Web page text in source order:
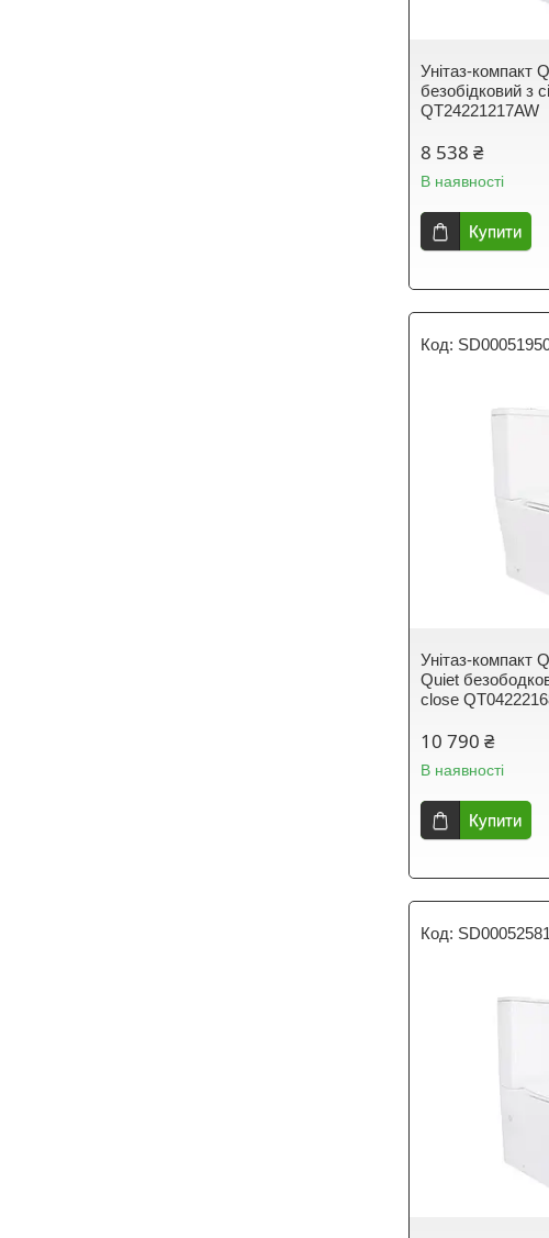
Унітаз-компакт
безобідковий з
QT24221217AW
8 538 ₴
В наявності
Купити
Унітаз-компакт
Quiet
close
10 790 ₴
В наявності
Купити
SD00052581